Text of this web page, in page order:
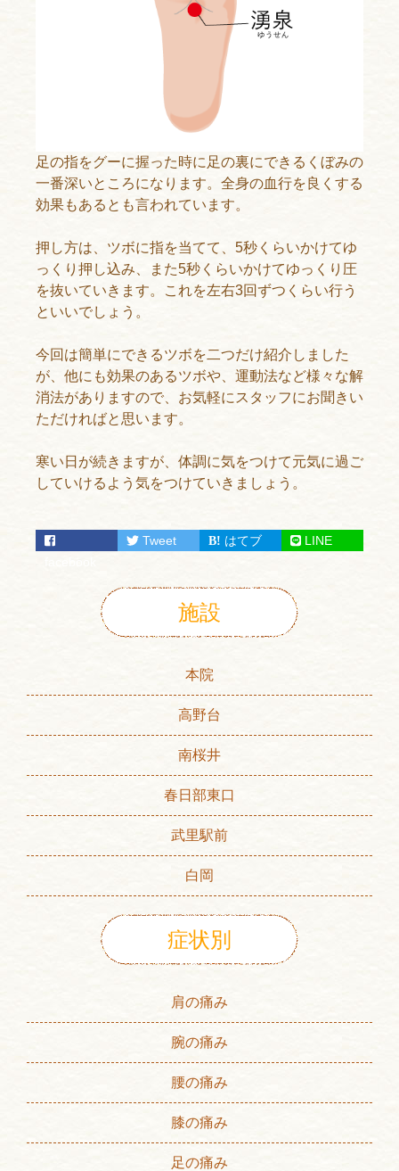
足の指をグーに握った時に足の裏にできるくぼみの
一番深いところになります。全身の血行を良くする
効果もあるとも言われています。
押し方は、ツボに指を当てて、5秒くらいかけてゆ
っくり押し込み、また5秒くらいかけてゆっくり圧
を抜いていきます。これを左右3回ずつくらい行う
といいでしょう。
今回は簡単にできるツボを二つだけ紹介しました
が、他にも効果のあるツボや、運動法など様々な解
消法がありますので、お気軽にスタッフにお聞きい
ただければと思います。
寒い日が続きますが、体調に気をつけて元気に過ご
していけるよう気をつけていきましょう。
Tweet はてブ LINE
施設
本院
高野台
南桜井
春日部東口
武里駅前
白岡
症状別
肩の痛み
腕の痛み
腰の痛み
膝の痛み
足の痛み